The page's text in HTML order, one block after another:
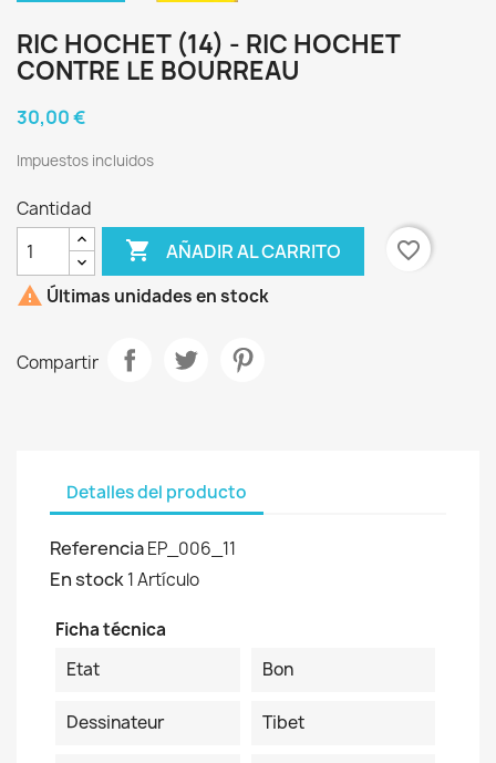
RIC HOCHET (14) - RIC HOCHET
CONTRE LE BOURREAU
30,00 €
Impuestos incluidos
Cantidad
 AÑADIR AL CARRITO
favorite_border
 Últimas unidades en stock
Compartir
Detalles del producto
ReferenciaEP_006_11
En stock1 Artículo
Ficha técnica
Etat
Bon
Dessinateur Tibet